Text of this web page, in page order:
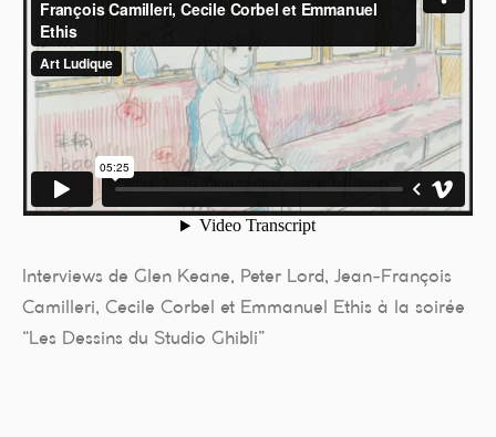
Interviews de Glen Keane, Peter Lord, Jean-François
Camilleri, Cecile Corbel et Emmanuel Ethis à la soirée
“Les Dessins du Studio Ghibli”